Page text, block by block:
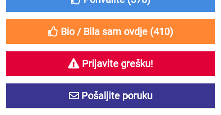
Bio / Bila sam ovdje (410)
Prijavite grešku!
Pošaljite poruku